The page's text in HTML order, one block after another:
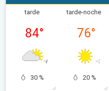
tarde
84°
30 %
tarde-noche
76°
20 %